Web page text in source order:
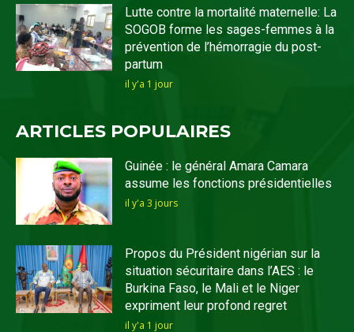
Lutte contre la mortalité maternelle: La
SOGOB forme les sages-femmes à la
prévention de l’hémorragie du post-
partum
il y'a 1 jour
ARTICLES POPULAIRES
Guinée : le général Amara Camara
assume les fonctions présidentielles
il y'a 3 jours
Propos du Président nigérian sur la
situation sécuritaire dans l’AES : le
Burkina Faso, le Mali et le Niger
expriment leur profond regret
il y'a 1 jour